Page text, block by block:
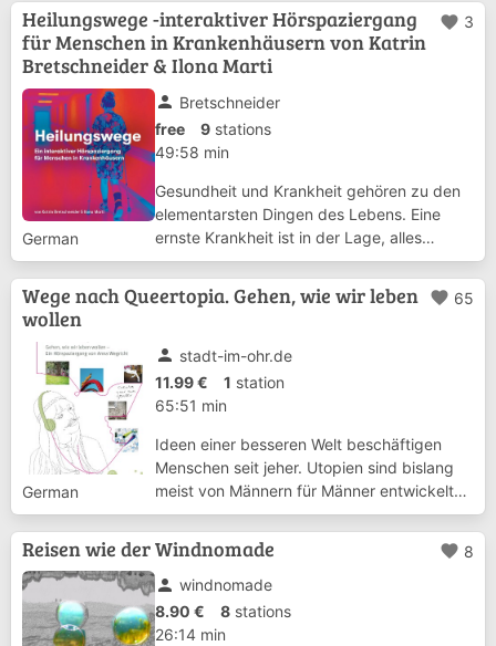
spezifischen Berg gebunden. Substanz
dieser künstlichen Berge bilden die
unverwertbaren T...
Heilungswege -interaktiver Hörspaziergang
für Menschen in Krankenhäusern von Katrin
Bretschneider & Ilona Marti
favorite 3
German
person Bretschneider
free
9 stations
49:58 min
Gesundheit und Krankheit gehören zu den
elementarsten Dingen des Lebens. Eine
ernste Krankheit ist in der Lage, alles
scheinbar Vertraute und Sichere zu
erschüttern. Krankenhäuser sind daher
nicht nur Orte medizinischer Versorgung,
Wege nach Queertopia. Gehen, wie wir leben
wollen
favorite 65
German
person stadt-im-ohr.de
11.99 €
1 station
65:51 min
Ideen einer besseren Welt beschäftigen
Menschen seit jeher. Utopien sind bislang
meist von Männern für Männer entwickelt
worden. Sie zielen auf
Entfaltungsmöglichkeiten der bereits
Privilegierten. Demgegenüber wollen queer-
feministische Utopien di...
Reisen wie der Windnomade favorite 8
person windnomade
8.90 €
8 stations
26:14 min